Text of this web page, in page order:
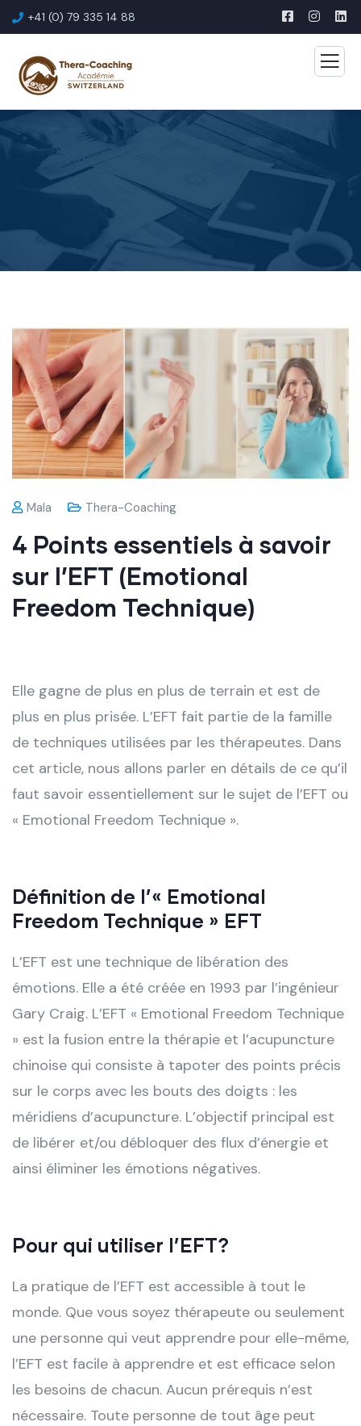
+41 (0) 79 335 14 88
Mala Thera-Coaching
4 Points essentiels à savoir
sur l’EFT (Emotional
Freedom Technique)
Elle gagne de plus en plus de terrain et est de
plus en plus prisée. L’EFT fait partie de la famille
de techniques utilisées par les thérapeutes. Dans
cet article, nous allons parler en détails de ce qu’il
faut savoir essentiellement sur le sujet de l’EFT ou
« Emotional Freedom Technique ».
Définition de l’« Emotional
Freedom Technique » EFT
L’EFT est une technique de libération des
émotions. Elle a été créée en 1993 par l’ingénieur
Gary Craig. L’EFT « Emotional Freedom Technique
» est la fusion entre la thérapie et l’acupuncture
chinoise qui consiste à tapoter des points précis
sur le corps avec les bouts des doigts : les
méridiens d’acupuncture. L’objectif principal est
de libérer et/ou débloquer des flux d’énergie et
ainsi éliminer les émotions négatives.
Pour qui utiliser l’EFT?
La pratique de l’EFT est accessible à tout le
monde. Que vous soyez thérapeute ou seulement
une personne qui veut apprendre pour elle-même,
l’EFT est facile à apprendre et est efficace selon
les besoins de chacun. Aucun prérequis n’est
nécessaire. Toute personne de tout âge peut